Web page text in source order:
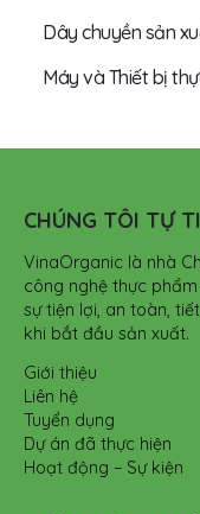
Dây chuyền sản
Máy và Thiết bị
CHÚNG TÔI TỰ
VinaOrganic là nhà
công nghệ thực
sự tiện lợi, an toàn,
khi bắt đầu sản xuất.
Giới thiệu
Liên hệ
Tuyển dụng
Dự án đã thực hiện
Hoạt động – Sự kiện